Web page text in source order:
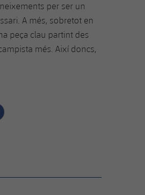
per ser un
A més, sobretot en
peça clau partint des
més. Així doncs,